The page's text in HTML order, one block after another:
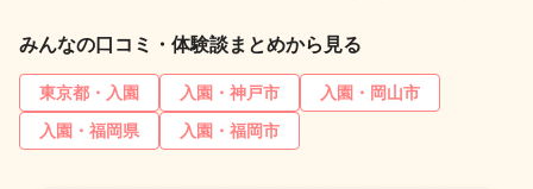
みんなの口コミ・体験談まとめから見る
東京都・入園 入園・神戸市
入園・岡山市
入園・福岡県
入園・福岡市